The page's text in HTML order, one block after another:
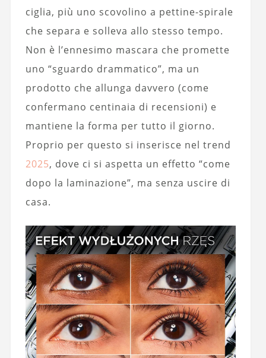
ciglia, più uno scovolino a pettine-spirale
che separa e solleva allo stesso tempo.
Non è l’ennesimo mascara che promette
uno “sguardo drammatico”, ma un
prodotto che allunga davvero (come
confermano centinaia di recensioni) e
mantiene la forma per tutto il giorno.
Proprio per questo si inserisce nel trend
2025, dove ci si aspetta un effetto “come
dopo la laminazione”, ma senza uscire di
casa.